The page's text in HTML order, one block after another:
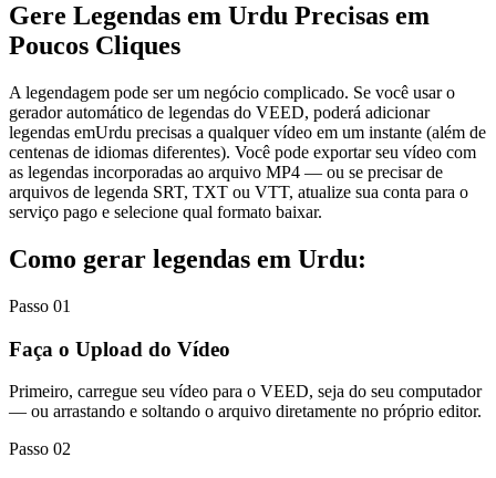
Gere Legendas em Urdu Precisas em
Poucos Cliques
A legendagem pode ser um negócio complicado. Se você usar o
gerador automático de legendas do VEED, poderá adicionar
legendas emUrdu precisas a qualquer vídeo em um instante (além de
centenas de idiomas diferentes). Você pode exportar seu vídeo com
as legendas incorporadas ao arquivo MP4 — ou se precisar de
arquivos de legenda SRT, TXT ou VTT, atualize sua conta para o
serviço pago e selecione qual formato baixar.
Como gerar legendas em Urdu:
Passo 01
Faça o Upload do Vídeo
Primeiro, carregue seu vídeo para o VEED, seja do seu computador
— ou arrastando e soltando o arquivo diretamente no próprio editor.
Passo 02